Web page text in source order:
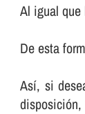
Al igual que
De esta
Así­, si
disposición,